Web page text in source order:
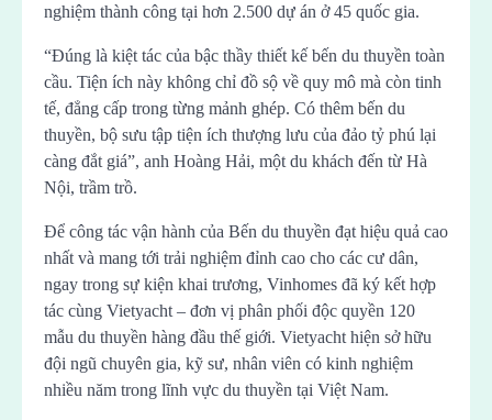
nghiệm thành công tại hơn 2.500 dự án ở 45 quốc gia.
“Đúng là kiệt tác của bậc thầy thiết kế bến du thuyền toàn
cầu. Tiện ích này không chỉ đồ sộ về quy mô mà còn tinh
tế, đẳng cấp trong từng mảnh ghép. Có thêm bến du
thuyền, bộ sưu tập tiện ích thượng lưu của đảo tỷ phú lại
càng đắt giá”, anh Hoàng Hải, một du khách đến từ Hà
Nội, trầm trồ.
Để công tác vận hành của Bến du thuyền đạt hiệu quả cao
nhất và mang tới trải nghiệm đỉnh cao cho các cư dân,
ngay trong sự kiện khai trương, Vinhomes đã ký kết hợp
tác cùng Vietyacht – đơn vị phân phối độc quyền 120
mẫu du thuyền hàng đầu thế giới. Vietyacht hiện sở hữu
đội ngũ chuyên gia, kỹ sư, nhân viên có kinh nghiệm
nhiều năm trong lĩnh vực du thuyền tại Việt Nam.